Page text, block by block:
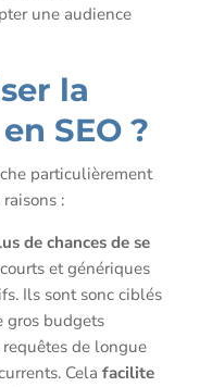
une audience
la
SEO ?
particulièrement
:
de chances de se
et génériques
Ils sont sonc ciblés
gros budgets
de longue
Cela facilite